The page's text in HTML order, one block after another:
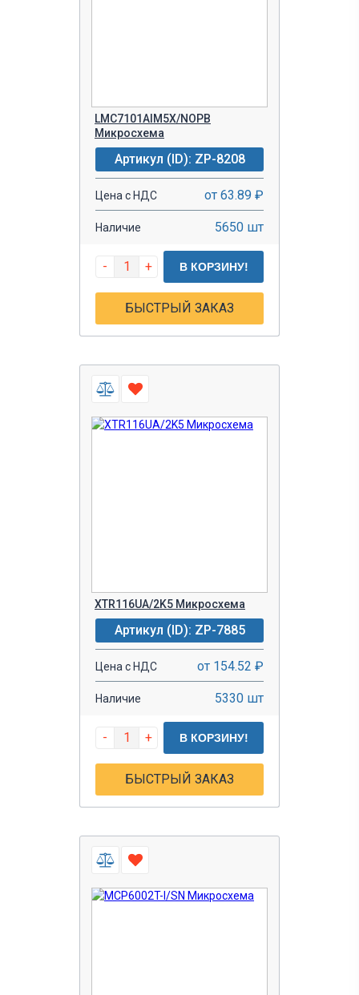
LMC7101AIM5X/NOPB
Микросхема
Артикул (ID): ZP-8208
Цена с НДС от 63.89 ₽
Наличие 5650 шт
- + В КОРЗИНУ!
БЫСТРЫЙ ЗАКАЗ
XTR116UA/2K5 Микросхема
Артикул (ID): ZP-7885
Цена с НДС от 154.52 ₽
Наличие 5330 шт
- + В КОРЗИНУ!
БЫСТРЫЙ ЗАКАЗ